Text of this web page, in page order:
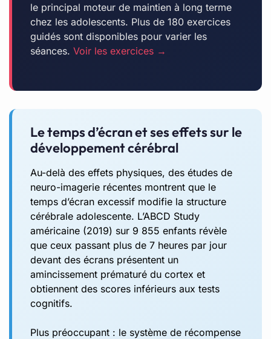
le principal moteur de maintien à long terme
chez les adolescents. Plus de 180 exercices
guidés sont disponibles pour varier les
séances. Voir les exercices →
Le temps d’écran et ses effets sur le
développement cérébral
Au-delà des effets physiques, des études de
neuro-imagerie récentes montrent que le
temps d’écran excessif modifie la structure
cérébrale adolescente. L’ABCD Study
américaine (2019) sur 9 855 enfants révèle
que ceux passant plus de 7 heures par jour
devant des écrans présentent un
amincissement prématuré du cortex et
obtiennent des scores inférieurs aux tests
cognitifs.
Plus préoccupant : le système de récompense